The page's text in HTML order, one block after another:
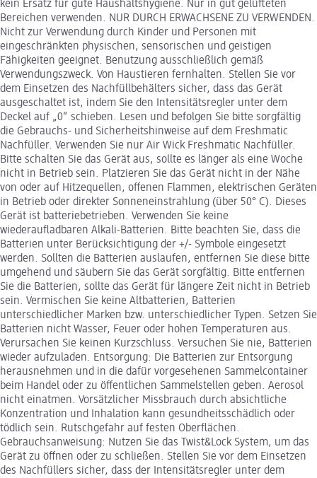
kein Ersatz für gute Haushaltshygiene. Nur in gut gelüfteten
Bereichen verwenden. NUR DURCH ERWACHSENE ZU VERWENDEN.
Nicht zur Verwendung durch Kinder und Personen mit
eingeschränkten physischen, sensorischen und geistigen
Fähigkeiten geeignet. Benutzung ausschließlich gemäß
Verwendungszweck. Von Haustieren fernhalten. Stellen Sie vor
dem Einsetzen des Nachfüllbehälters sicher, dass das Gerät
ausgeschaltet ist, indem Sie den Intensitätsregler unter dem
Deckel auf „0“ schieben. Lesen und befolgen Sie bitte sorgfältig
die Gebrauchs- und Sicherheitshinweise auf dem Freshmatic
Nachfüller. Verwenden Sie nur Air Wick Freshmatic Nachfüller.
Bitte schalten Sie das Gerät aus, sollte es länger als eine Woche
nicht in Betrieb sein. Platzieren Sie das Gerät nicht in der Nähe
von oder auf Hitzequellen, offenen Flammen, elektrischen Geräten
in Betrieb oder direkter Sonneneinstrahlung (über 50° C). Dieses
Gerät ist batteriebetrieben. Verwenden Sie keine
wiederaufladbaren Alkali-Batterien. Bitte beachten Sie, dass die
Batterien unter Berücksichtigung der +/- Symbole eingesetzt
werden. Sollten die Batterien auslaufen, entfernen Sie diese bitte
umgehend und säubern Sie das Gerät sorgfältig. Bitte entfernen
Sie die Batterien, sollte das Gerät für längere Zeit nicht in Betrieb
sein. Vermischen Sie keine Altbatterien, Batterien
unterschiedlicher Marken bzw. unterschiedlicher Typen. Setzen Sie
Batterien nicht Wasser, Feuer oder hohen Temperaturen aus.
Verursachen Sie keinen Kurzschluss. Versuchen Sie nie, Batterien
wieder aufzuladen. Entsorgung: Die Batterien zur Entsorgung
herausnehmen und in die dafür vorgesehenen Sammelcontainer
beim Handel oder zu öffentlichen Sammelstellen geben. Aerosol
nicht einatmen. Vorsätzlicher Missbrauch durch absichtliche
Konzentration und Inhalation kann gesundheitsschädlich oder
tödlich sein. Rutschgefahr auf festen Oberflächen.
Gebrauchsanweisung: Nutzen Sie das Twist&Lock System, um das
Gerät zu öffnen oder zu schließen. Stellen Sie vor dem Einsetzen
des Nachfüllers sicher, dass der Intensitätsregler unter dem